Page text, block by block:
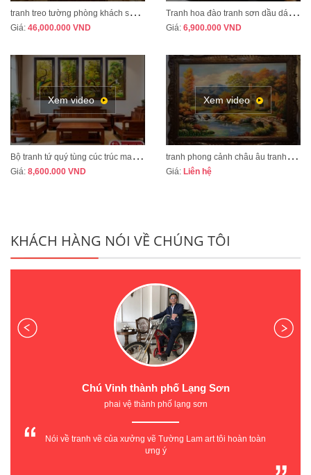
t
ranh treo tường phòng khách sang trọng phong cách tân cổ điển mã CD02
Giá: 46,000.000 VND
T
ranh hoa đào tranh sơn dầu dát vàng vẽ thủ công MÃ HD07
Giá: 6,900.000 VND
Xem video
B
ộ tranh tứ quý tùng cúc trúc mai tranh bốn mùa xuân hạ thu đông mã TQ13A
Giá: 8,600.000 VND
Xem video
t
ranh phong cảnh châu âu tranh sơn dầu cao cấp mã CA01
Giá: Liên hệ
KHÁCH HÀNG NÓI VỀ CHÚNG TÔI
Chú Vinh thành phố Lạng Sơn
phai vệ thành phố lạng sơn
Nói về tranh vẽ của xưởng vẽ Tường Lam art tôi hoàn toàn
ưng ý